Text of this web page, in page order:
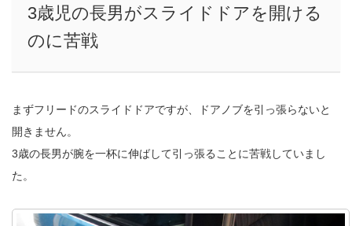
3歳児の長男がスライドドアを開ける
のに苦戦
まずフリードのスライドドアですが、ドアノブを引っ張らないと
開きません。
3歳の長男が腕を一杯に伸ばして引っ張ることに苦戦していまし
た。